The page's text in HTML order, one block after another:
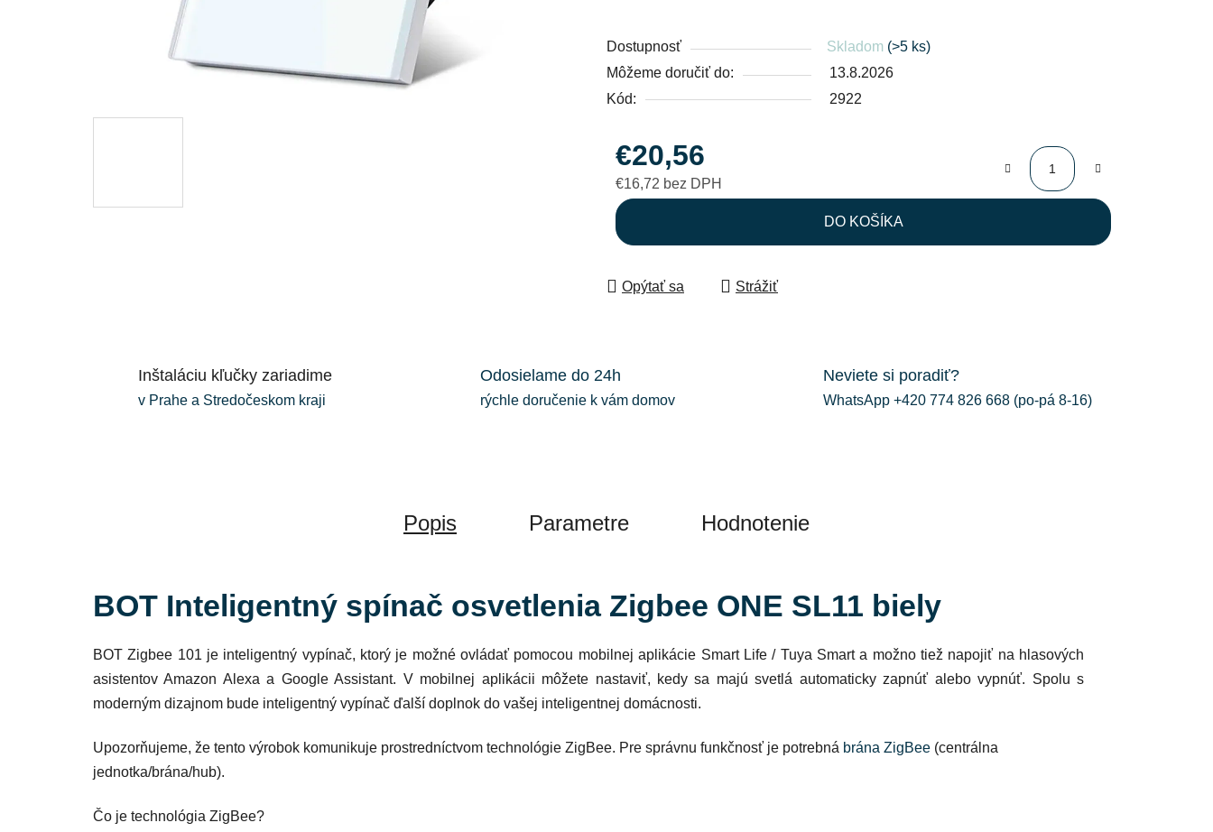
Dostupnosť Skladom (>5 ks)
Môžeme doručiť do:
13.8.2026
Kód:
2922
€20,56
€16,72 bez DPH
Jednotková cena:
DO KOŠÍKA
Opýtať sa Strážiť
Inštaláciu kľučky zariadime
v Prahe a Stredočeskom kraji
Odosielame do 24h
rýchle doručenie k vám domov
Neviete si poradiť?
WhatsApp +420 774 826 668 (po-pá 8-16)
Popis Parametre Hodnotenie
BOT Inteligentný spínač osvetlenia Zigbee ONE SL11 biely
BOT Zigbee 101 je inteligentný vypínač, ktorý je možné ovládať pomocou mobilnej aplikácie Smart Life / Tuya Smart a možno tiež napojiť na hlasových
asistentov Amazon Alexa a Google Assistant. V mobilnej aplikácii môžete nastaviť, kedy sa majú svetlá automaticky zapnúť alebo vypnúť. Spolu s
moderným dizajnom bude inteligentný vypínač ďalší doplnok do vašej inteligentnej domácnosti.
Upozorňujeme, že tento výrobok komunikuje prostredníctvom technológie ZigBee. Pre správnu funkčnosť je potrebná brána ZigBee (centrálna
jednotka/brána/hub).
Čo je technológia ZigBee?